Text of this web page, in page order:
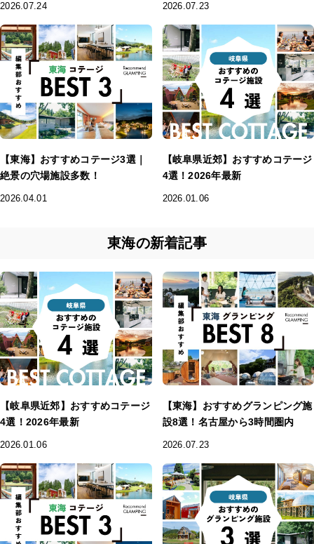
2026.07.24 2026.07.23
【東海】おすすめコテージ3選｜
絶景の穴場施設多数！
2026.04.01
【岐阜県近郊】おすすめコテージ
4選！2026年最新
2026.01.06
東海の新着記事
【岐阜県近郊】おすすめコテージ
4選！2026年最新
2026.01.06
【東海】おすすめグランピング施
設8選！名古屋から3時間圏内
2026.07.23